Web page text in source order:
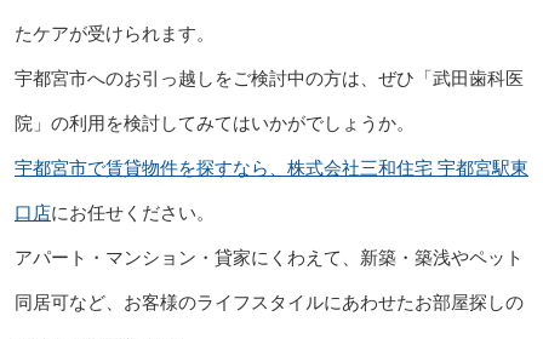
たケアが受けられます。
宇都宮市へのお引っ越しをご検討中の方は、ぜひ「武田歯科医
院」の利用を検討してみてはいかがでしょうか。
宇都宮市で賃貸物件を探すなら、株式会社三和住宅 宇都宮駅東
口店にお任せください。
アパート・マンション・貸家にくわえて、新築・築浅やペット
同居可など、お客様のライフスタイルにあわせたお部屋探しの